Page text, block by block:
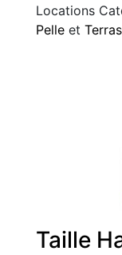
Locations
Pelle et
Taille